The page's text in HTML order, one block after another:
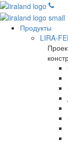
Продукты
LIRA-